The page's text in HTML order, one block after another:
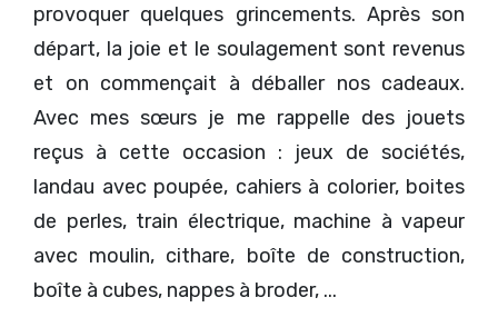
provoquer quelques grincements. Après son
départ, la joie et le soulagement sont revenus
et on commençait à déballer nos cadeaux.
Avec mes sœurs je me rappelle des jouets
reçus à cette occasion : jeux de sociétés,
landau avec poupée, cahiers à colorier, boites
de perles, train électrique, machine à vapeur
avec moulin, cithare, boîte de construction,
boîte à cubes, nappes à broder, ...